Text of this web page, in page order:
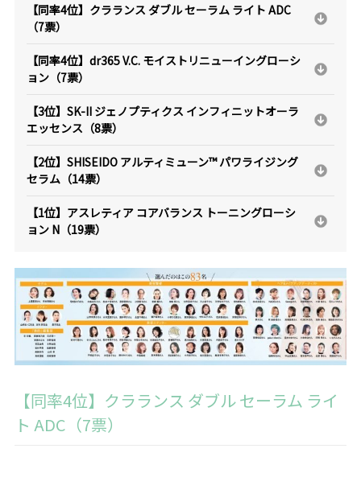
【同率4位】クラランス ダブル セーラム ライト ADC
（7票）
【同率4位】dr365 V.C. モイストリニューイングローシ
ョン（7票）
【3位】SK-II ジェノプティクス インフィニットオーラ
エッセンス（8票）
【2位】SHISEIDO アルティミューン™ パワライジング
セラム（14票）
【1位】アスレティア コアバランス トーニングローシ
ョン N（19票）
【同率4位】クラランス ダブル セーラム ライ
ト ADC（7票）